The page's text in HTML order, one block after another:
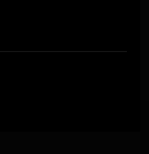
로 성장할 것이라는